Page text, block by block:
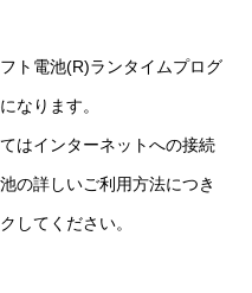
ト電池(R)ランタイムプログ
なります。
はインターネットへの接続
の詳しいご利用方法につき
してください。